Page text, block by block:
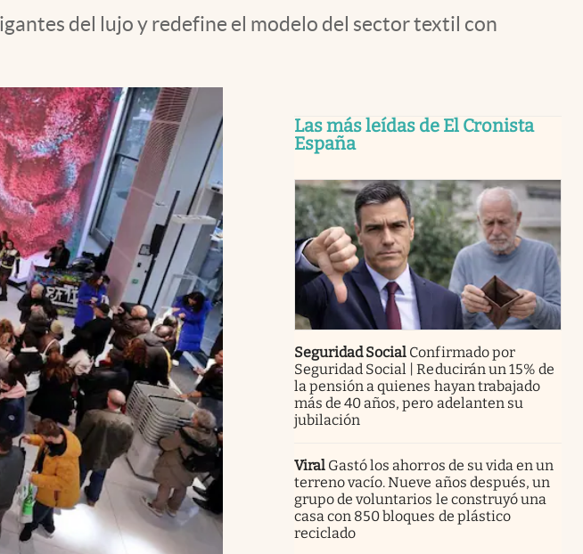
del lujo y redefine el modelo del sector textil con
Las más leídas de El Cronista
España
Seguridad Social Confirmado por
Seguridad Social | Reducirán un 15% de
la pensión a quienes hayan trabajado
más de 40 años, pero adelanten su
jubilación
Viral Gastó los ahorros de su vida en un
terreno vacío. Nueve años después, un
grupo de voluntarios le construyó una
casa con 850 bloques de plástico
reciclado